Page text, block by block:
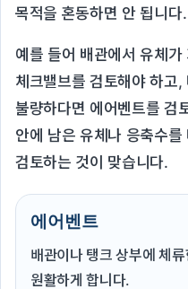
목적을 혼동하면 안 됩니다.
예를 들어 배관에서 유체
체크밸브를 검토해야 하고,
불량하다면 에어벤트를 검
안에 남은 유체나 응축수
검토하는 것이 맞습니다.
에어벤트
배관이나 탱크 상부에 체
원활하게 합니다.